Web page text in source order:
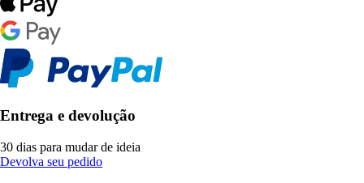
Entrega e devolução
30 dias para mudar de ideia
Devolva seu pedido